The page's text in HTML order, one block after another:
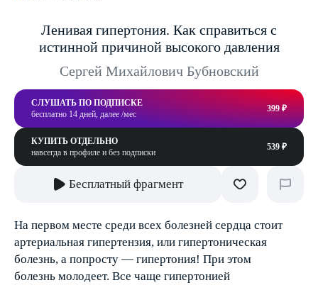
Ленивая гипертония. Как справиться с
истинной причиной высокого давления
Сергей Михайлович Бубновский
СЛУШАТЬ ПО ПОДПИСКЕ
бесплатно 14 дней, далее /мес
399 ₽
КУПИТЬ ОТДЕЛЬНО
навсегда в профиле и без подписки
539 ₽
Бесплатный фрагмент
На первом месте среди всех болезней сердца стоит
артериальная гипертензия, или гипертоническая
болезнь, а попросту — гипертония! При этом
болезнь молодеет. Все чаще гипертонией